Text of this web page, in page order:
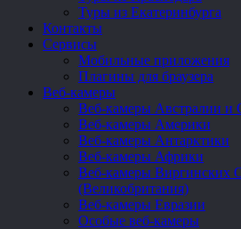
Туры из Екатеринбурга
Контакты
Сервисы
Мобильные приложения
Плагины для браузера
Веб-камеры
Веб-камеры Австралии и
Веб-камеры Америки
Веб-камеры Антарктики
Веб-камеры Африки
Веб-камеры Виргинских
(Великобритания)
Веб-камеры Евразии
Особые веб-камеры